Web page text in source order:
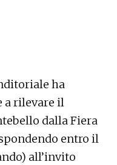
ha
a rilevare il
dalla Fiera
entro il
all’invito